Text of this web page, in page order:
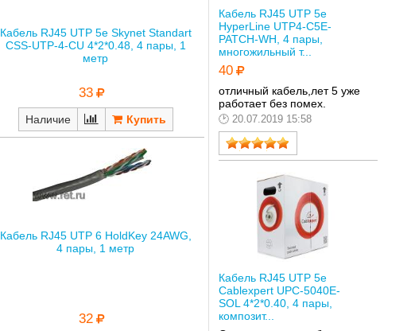
Кабель RJ45 UTP 5е Skynet Standart
CSS-UTP-4-CU 4*2*0.48, 4 пары, 1
метр
33
Наличие
Кабель RJ45 UTP 6 HoldKey 24AWG,
4 пары, 1 метр
32
Кабель RJ45 UTP 5е
HyperLine UTP4-C5E-
PATCH-WH, 4 пары,
многожильный т...
40
отличный кабель,лет 5 уже
работает без помех.
20.07.2019 15:58
Кабель RJ45 UTP 5е
Cablexpert UPC-5040E-
SOL 4*2*0.40, 4 пары,
композит...